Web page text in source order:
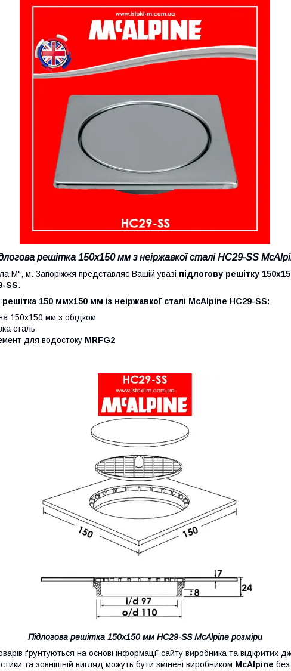
решітка 150х150 мм з неіржавкої сталі HC29-SS
представляє Вашій увазі підлогову решітку
SS.
150 ммх150 мм із неіржавкої сталі McAlpine HC29-SS:
150х150 мм з обідком
сталь
для водостоку MRFG2
Підлогова решітка 150х150 мм HC29-SS McAlpine розміри
на основі інформації сайту виробника та відкритих
та зовнішній вигляд можуть бути змінені виробником McAlpine